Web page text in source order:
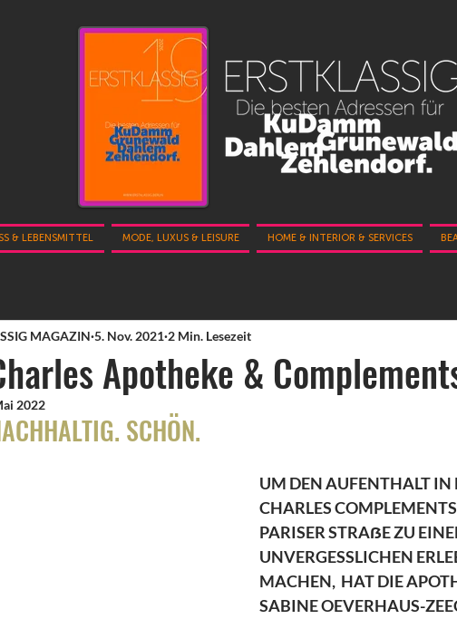
& LEBENSMITTEL MODE, LUXUS & LEISURE HOME & INTERIOR & SERVICES
Apotheke &
MAGAZIN 5. Nov. 2021 2 Min. Lesezeit
2022
SCHÖN.
UM DEN AUFENTHALT IN
CHARLES
PARISER STRAẞE ZU
UNVERGESSLICHEN
MACHEN,  HAT DIE
SABINE OEVERHAUS-